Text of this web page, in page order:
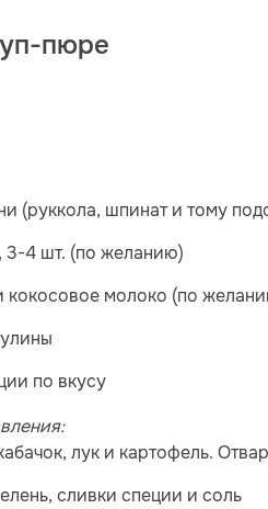
пюре
(руккола, шпинат и тому
3-4 шт. (по желанию)
кокосовое молоко (по
по вкусу
лук и картофель.
сливки специи и соль